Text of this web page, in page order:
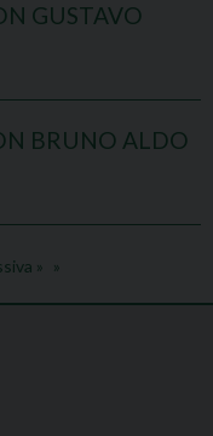
GUSTAVO
BRUNO ALDO
»